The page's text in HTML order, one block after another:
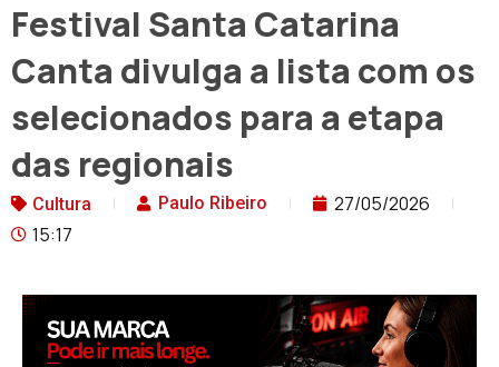
Festival Santa Catarina
Canta divulga a lista com os
selecionados para a etapa
das regionais
Cultura Paulo Ribeiro
27/05/2026
15:17